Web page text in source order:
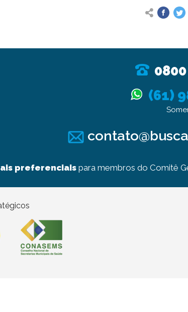
(61)
preferenciaispara membros do Comitê